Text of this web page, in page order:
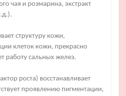
чая и розмарина, экстракт
структуру кожи,
клеток кожи, прекрасно
работу сальных желез.
роста) восстанавливает
проявлению пигментации,